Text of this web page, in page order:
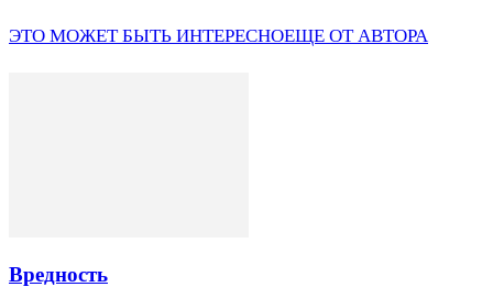
ЭТО МОЖЕТ БЫТЬ ИНТЕРЕСНОЕЩЕ ОТ АВТОРА
Вредность